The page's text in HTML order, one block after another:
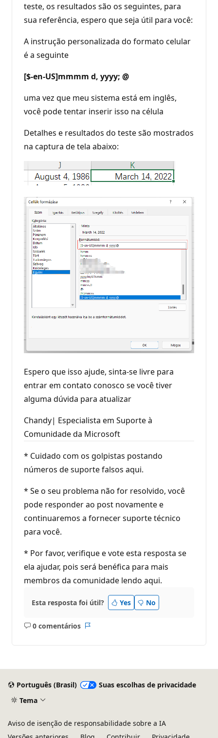
teste, os resultados são os seguintes, para
sua referência, espero que seja útil para você:
A instrução personalizada do formato celular
é a seguinte
[$-en-US]mmmm d, yyyy; @
uma vez que meu sistema está em inglês,
você pode tentar inserir isso na célula
Detalhes e resultados do teste são mostrados
na captura de tela abaixo:
Espero que isso ajude, sinta-se livre para
entrar em contato conosco se você tiver
alguma dúvida para atualizar
Chandy| Especialista em Suporte à
Comunidade da Microsoft
* Cuidado com os golpistas postando
números de suporte falsos aqui.
* Se o seu problema não for resolvido, você
pode responder ao post novamente e
continuaremos a fornecer suporte técnico
para você.
* Por favor, verifique e vote esta resposta se
ela ajudar, pois será benéfica para mais
membros da comunidade lendo aqui.
Esta resposta foi útil? Yes No
0 comentários
Sem
Português (Brasil)
Suas escolhas de privacidade
Tema
Aviso de isenção de responsabilidade sobre a IA